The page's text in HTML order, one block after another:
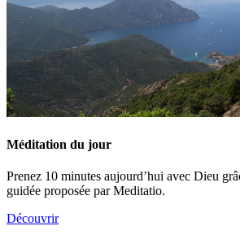
Méditation du jour
Prenez 10 minutes aujourd’hui avec Dieu
guidée proposée par Meditatio.
Découvrir